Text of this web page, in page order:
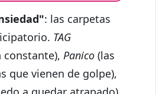
: las carpetas
TAG
constante), Panico (las
que vienen de golpe),